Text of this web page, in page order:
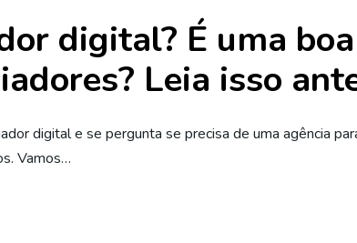
digital? É uma
Leia isso
digital e se pergunta se precisa de uma agência
Vamos…